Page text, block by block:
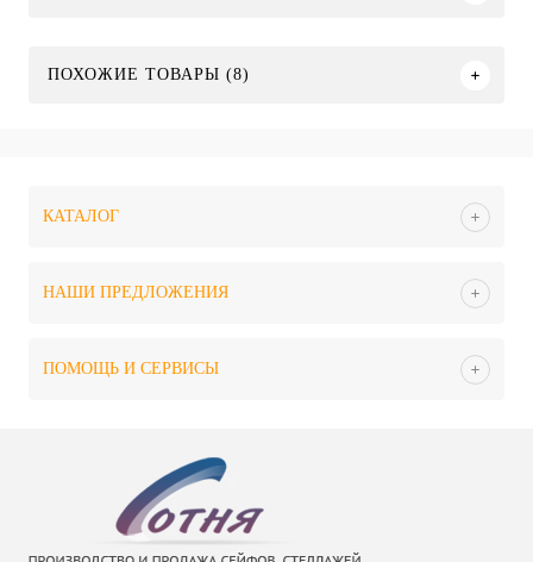
ПОХОЖИЕ ТОВАРЫ (8)
КАТАЛОГ
НАШИ ПРЕДЛОЖЕНИЯ
ПОМОЩЬ И СЕРВИСЫ